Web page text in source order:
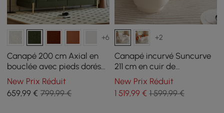
+6
Canapé 200 cm Axial en
bouclée avec pieds dorés
et coussins
New Prix Réduit
659,99 € 799,99 €
+2
Canapé incurvé Suncurve
211 cm en cuir de
performance avec oreillers
New Prix Réduit
1 519,99€ 1 599,99 €